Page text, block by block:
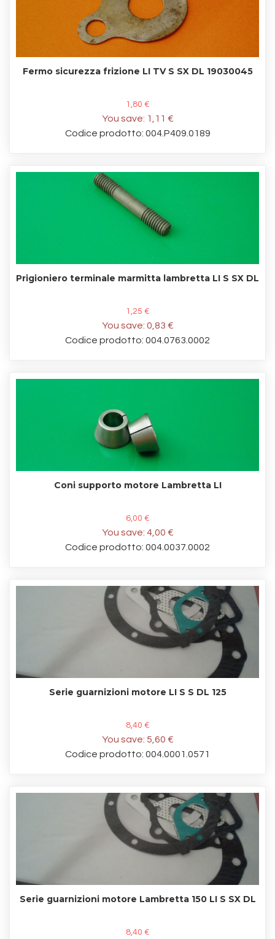
Fermo sicurezza frizione LI TV S SX DL 19030045
1,80 €
You save: 1,11 €
Codice prodotto: 004.P409.0189
Prigioniero terminale marmitta lambretta LI S SX DL
1,25 €
You save: 0,83 €
Codice prodotto: 004.0763.0002
Coni supporto motore Lambretta LI
6,00 €
You save: 4,00 €
Codice prodotto: 004.0037.0002
Serie guarnizioni motore LI S S DL 125
8,40 €
You save: 5,60 €
Codice prodotto: 004.0001.0571
Serie guarnizioni motore Lambretta 150 LI S SX DL
8,40 €